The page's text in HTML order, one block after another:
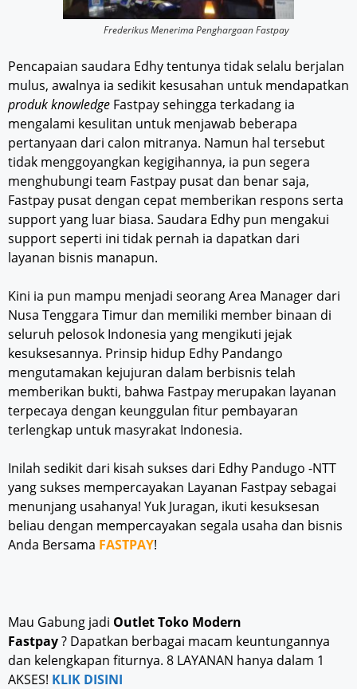
Frederikus Menerima Penghargaan Fastpay
Pencapaian saudara Edhy tentunya tidak selalu berjalan
mulus, awalnya ia sedikit kesusahan untuk mendapatkan
produk knowledge Fastpay sehingga terkadang ia
mengalami kesulitan untuk menjawab beberapa
pertanyaan dari calon mitranya. Namun hal tersebut
tidak menggoyangkan kegigihannya, ia pun segera
menghubungi team Fastpay pusat dan benar saja,
Fastpay pusat dengan cepat memberikan respons serta
support yang luar biasa. Saudara Edhy pun mengakui
support seperti ini tidak pernah ia dapatkan dari
layanan bisnis manapun.
Kini ia pun mampu menjadi seorang Area Manager dari
Nusa Tenggara Timur dan memiliki member binaan di
seluruh pelosok Indonesia yang mengikuti jejak
kesuksesannya. Prinsip hidup Edhy Pandango
mengutamakan kejujuran dalam berbisnis telah
memberikan bukti, bahwa Fastpay merupakan layanan
terpecaya dengan keunggulan fitur pembayaran
terlengkap untuk masyrakat Indonesia.
Inilah sedikit dari kisah sukses dari Edhy Pandugo -NTT
yang sukses mempercayakan Layanan Fastpay sebagai
menunjang usahanya! Yuk Juragan, ikuti kesuksesan
beliau dengan mempercayakan segala usaha dan bisnis
Anda Bersama FASTPAY!
Mau Gabung jadi Outlet Toko Modern
Fastpay? Dapatkan berbagai macam keuntungannya
dan kelengkapan fiturnya. 8 LAYANAN hanya dalam 1
AKSES! KLIK DISINI